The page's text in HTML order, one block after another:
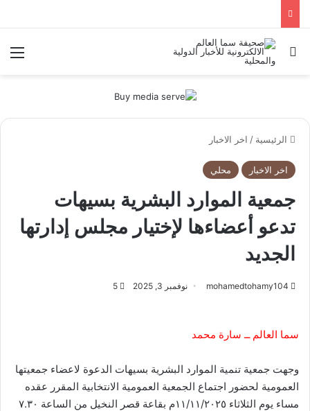
بحث عن
الرئيسية / اخر الاخبار
اخر الاخبار محلي
جمعية الموارد البشرية بسيهات
تدعو أعضاءها لإختيار مجلس إدارتها
الجديد
mohamedtohamy104 نوفمبر 3, 2025 5
سما العالم ــ سارة محمد
وجهت جمعية تنمية الموارد البشرية بسيهات الدعوة لاعضاء جمعيتها
العمومية لحضور اجتماع الجمعية العمومية الانتخابية المقرر عقده
مساء يوم الثلاثاء ١١/١١/٢٠٢٥م بقاعة قصر النخيل من الساعة ٧.٣٠